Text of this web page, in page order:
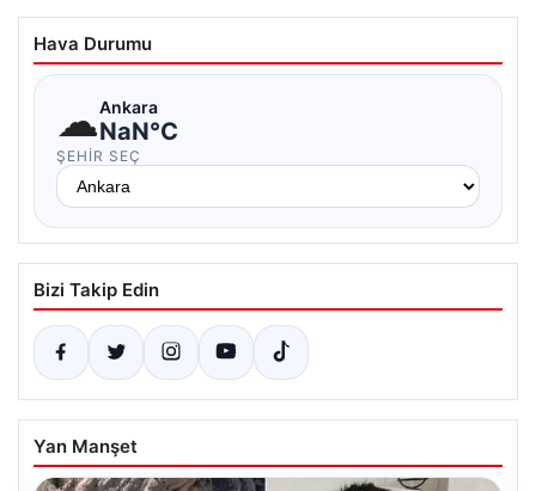
Hava Durumu
☁Ankara
NaN°C
ŞEHIR SEÇ
Bizi Takip Edin
Yan Manşet